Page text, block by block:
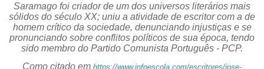
Saramago foi criador de um dos universos literários mais
sólidos do século XX; uniu a atividade de escritor com a de
homem crítico da sociedade, denunciando injustiças e se
pronunciando sobre conflitos políticos de sua época, tendo
sido membro do Partido Comunista Português - PCP.
Como citado em https://www.infoescola.com/escritores/jose-